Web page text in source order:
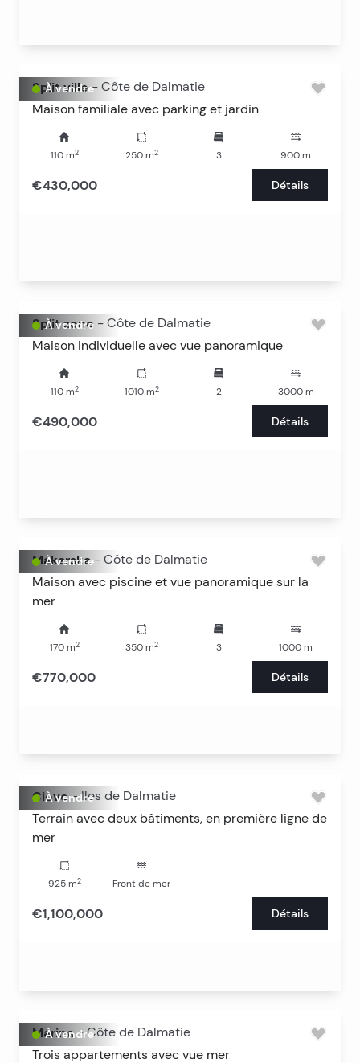
À vendre
Split ville - Côte de Dalmatie
Maison familiale avec parking et jardin
110m2 250m2 3 900 m
€430,000 Détails
À vendre
Split zone - Côte de Dalmatie
Maison individuelle avec vue panoramique
110m2 1010m2 2 3000m
€490,000 Détails
À vendre
Makarska - Côte de Dalmatie
Maison avec piscine et vue panoramique sur la
mer
170m2 350m2 3 1000 m
€770,000 Détails
À vendre
Ciovo - Iles de Dalmatie
Terrain avec deux bâtiments, en première ligne de
mer
925m2 Front de mer
€1,100,000 Détails
À vendre
Marina - Côte de Dalmatie
Trois appartements avec vue mer